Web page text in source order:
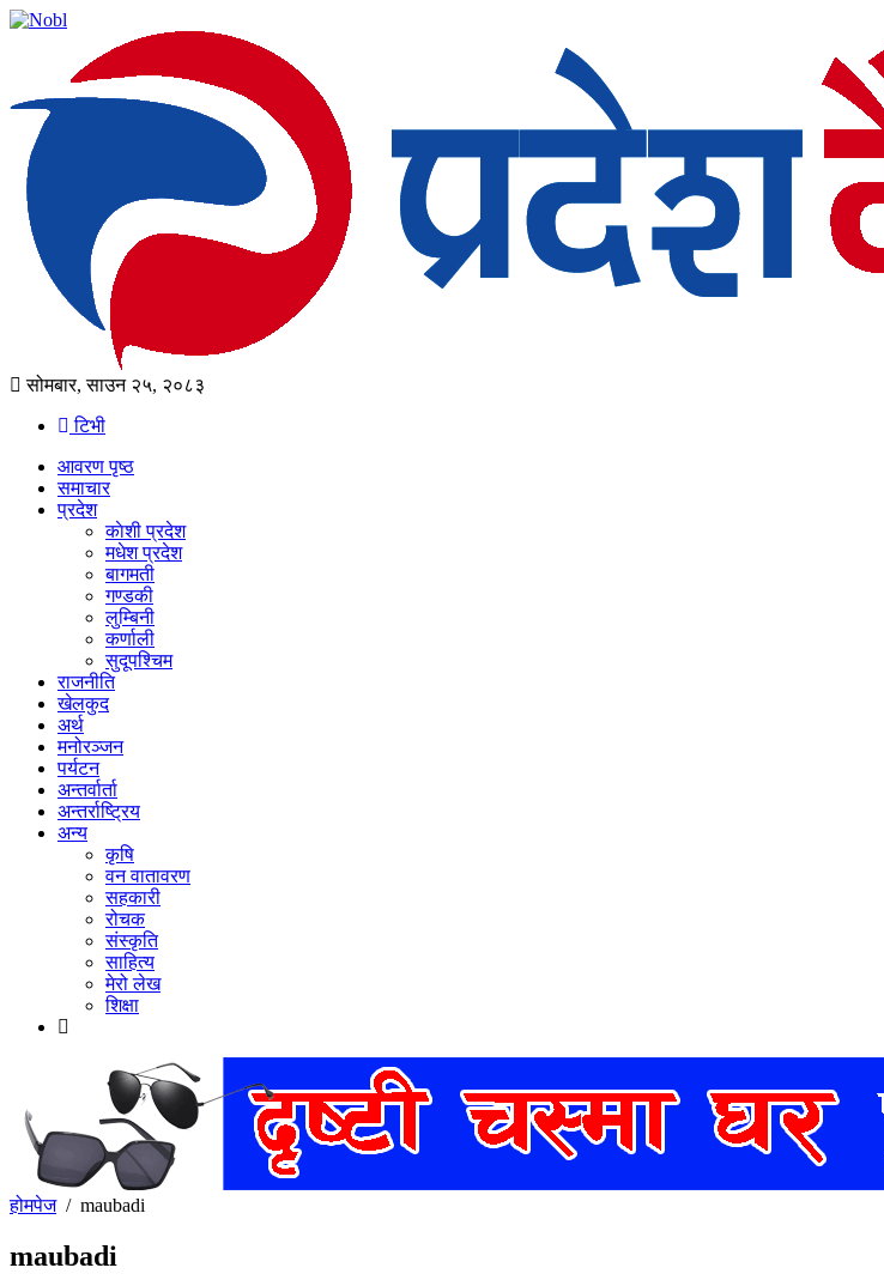
सोमबार, साउन २५, २०८३
टिभी
आवरण पृष्‍ठ
समाचार
प्रदेश
काेशी प्रदेश
मधेश प्रदेश
बागमती
गण्डकी
लुम्बिनी
कर्णाली
सुदूपश्‍चिम
राजनीति
खेलकुद
अर्थ
मनोरञ्‍जन
पर्यटन
अन्तर्वार्ता
अन्तर्राष्‍ट्रिय
अन्य
कृषि
वन वातावरण
सहकारी
रोचक
संस्कृति
साहित्य
मेरो लेख
शिक्षा
होमपेज/ maubadi
maubadi